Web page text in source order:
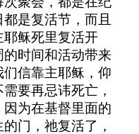
是复活节，而且
稣死里复活开
时间和活动带来
信靠主耶稣，仰
要再忌讳死亡，
为在基督里面的
门，祂复活了，